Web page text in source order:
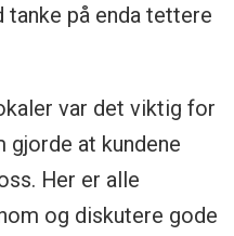
tanke på enda tettere
var det viktig for
gjorde at kundene
Her er alle
og diskutere gode